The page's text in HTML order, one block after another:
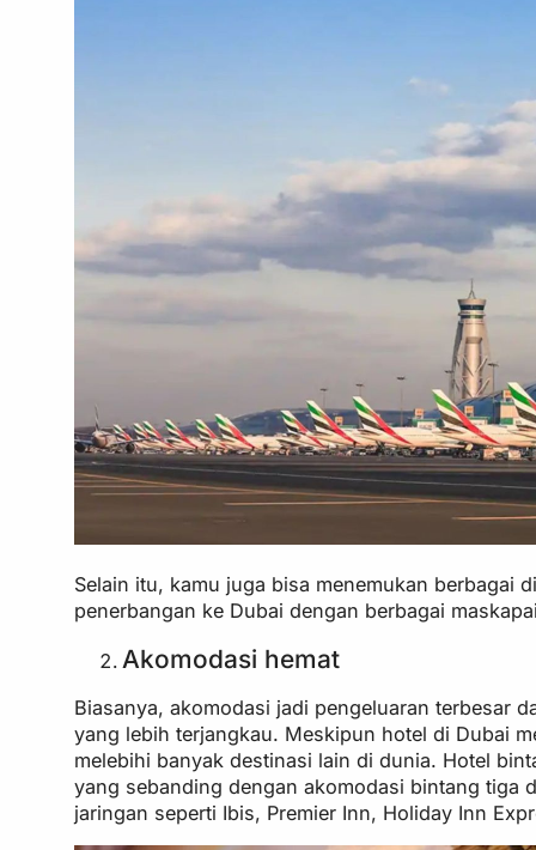
Selain itu, kamu juga bisa menemukan berbagai
penerbangan ke Dubai dengan berbagai
Akomodasi hemat
Biasanya, akomodasi jadi pengeluaran terbesar
yang lebih terjangkau. Meskipun hotel di Dubai
melebihi banyak destinasi lain di dunia. Hotel
yang sebanding dengan akomodasi bintang tiga
jaringan seperti Ibis, Premier Inn, Holiday Inn